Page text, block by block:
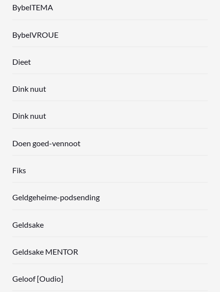
BybelTEMA
BybelVROUE
Dieet
Dink nuut
Dink nuut
Doen goed-vennoot
Fiks
Geldgeheime-podsending
Geldsake
Geldsake MENTOR
Geloof [Oudio]